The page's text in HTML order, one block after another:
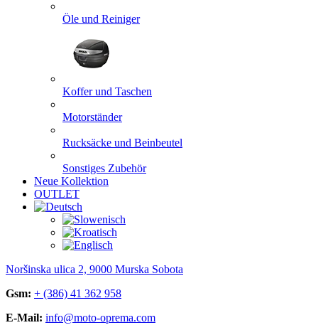
Öle und Reiniger
Koffer und Taschen
Motorständer
Rucksäcke und Beinbeutel
Sonstiges Zubehör
Neue Kollektion
OUTLET
Noršinska ulica 2, 9000 Murska Sobota
Gsm: + (386) 41 362 958
E-Mail: info@moto-oprema.com